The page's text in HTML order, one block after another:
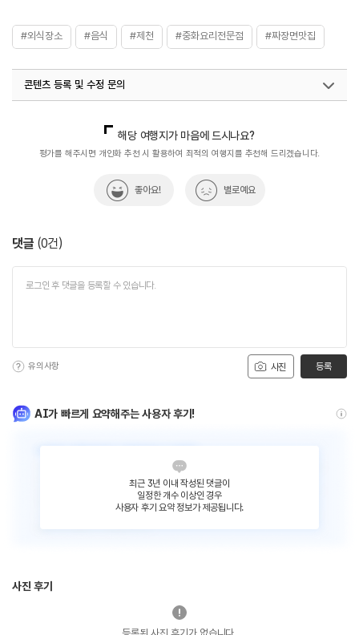
#외식장소 #음식 #제천 #중화요리전문점 #짜장면맛집
콘텐츠 등록 및 수정 문의
해당 여행지가 마음에 드시나요?
평가를 해주시면 개인화 추천 시 활용하여 최적의 여행지를 추천해 드리겠습니다.
좋아요! 별로예요
댓글 (0건)
사진
유의사항 등록
AI가 빠르게 요약해주는 사용자 후기!
최근 3년 이내 작성된 댓글이
일정한 개수 이상인 경우
사용자 후기 요약 정보가 제공됩니다.
사진 후기